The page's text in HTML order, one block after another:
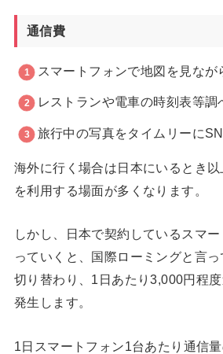
通信費
スマートフォンで地図を見なが
レストランや電車の時刻表等調
旅行中の写真をタイムリーに
海外に行く場合は日本にいるとき
を利用する場面が多くなります。
しかし、日本で契約しているスマ
っていくと、国際ローミングと言
切り替わり、1日あたり3,000円程
発生します。
1日スマートフォン1台あたり通信